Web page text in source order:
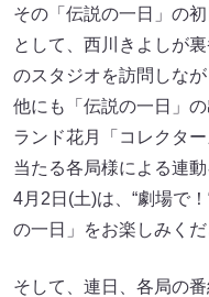
その「伝説の一日」の
として、西川きよしが
のスタジオを訪問しな
他にも「伝説の一日」
ランド花月「コレクタ
当たる各局様による連
4月2日(土)は、“劇場で！
の一日」をお楽しみくだ
そして、連日、各局の